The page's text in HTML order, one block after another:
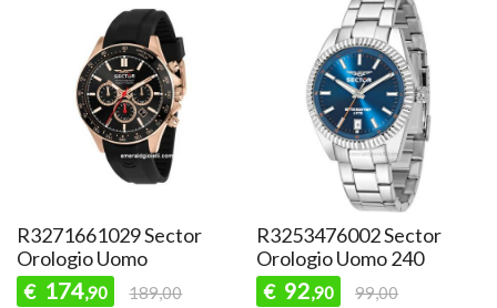
R3271661029 Sector
Orologio Uomo
€ 174,90 189,00
R3253476002 Sector
Orologio Uomo 240
€ 92,90 99,00